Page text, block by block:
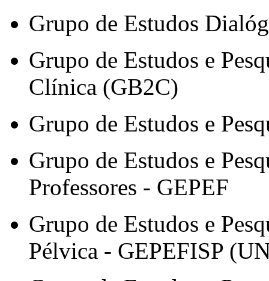
Grupo de Estudos
Grupo de Estudos e
Clínica (GB2C)
Grupo de Estudos e
Grupo de Estudos e
Professores - GEPEF
Grupo de Estudos e
Pélvica - GEPEFISP